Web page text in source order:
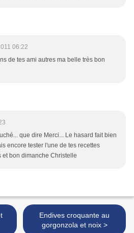
06:22
de tes ami autres ma belle très bon
que dire Merci... Le hasard fait bien
encore tester l'une de tes recettes
et bon dimanche Christelle
Endives croquante au
gorgonzola et noix >